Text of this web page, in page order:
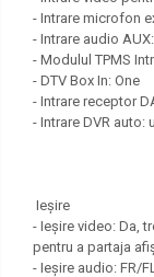
- Intrare microfon
- Intrare audio
- Modulul TPMS
- DTV Box In: One
- Intrare receptor
- Intrare DVR auto:
Ieșire
- Ieșire video: Da,
pentru a partaja
- Ieșire audio: FR/